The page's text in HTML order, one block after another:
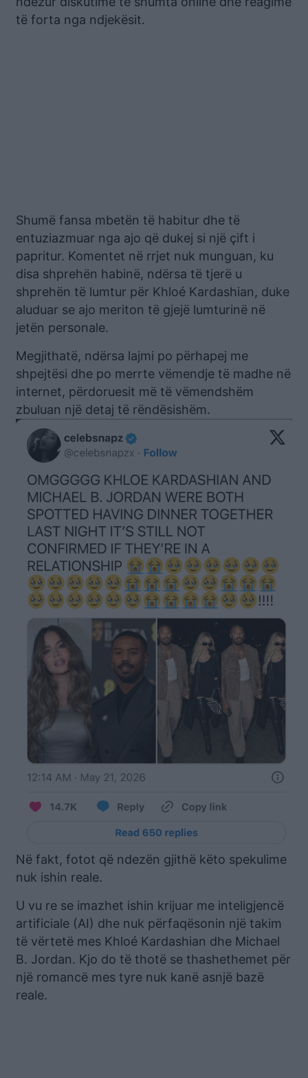
të forta nga ndjekësit.
Shumë fansa mbetën të habitur dhe të
entuziazmuar nga ajo që dukej si një çift i
papritur. Komentet në rrjet nuk munguan, ku
disa shprehën habinë, ndërsa të tjerë u
shprehën të lumtur për Khloé Kardashian, duke
aluduar se ajo meriton të gjejë lumturinë në
jetën personale.
Megjithatë, ndërsa lajmi po përhapej me
shpejtësi dhe po merrte vëmendje të madhe në
internet, përdoruesit më të vëmendshëm
zbuluan një detaj të rëndësishëm.
Në fakt, fotot që ndezën gjithë këto spekulime
nuk ishin reale.
U vu re se imazhet ishin krijuar me inteligjencë
artificiale (AI) dhe nuk përfaqësonin një takim
të vërtetë mes Khloé Kardashian dhe Michael
B. Jordan. Kjo do të thotë se thashethemet për
një romancë mes tyre nuk kanë asnjë bazë
reale.